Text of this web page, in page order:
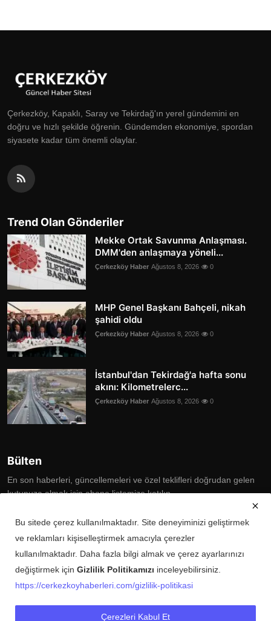
Çerkezköy, Kapaklı, Saray ve Tekirdağ'ın yerel gündemini en
doğru ve hızlı şekilde öğrenin. Gündemden ekonomiye, spordan
siyasete kadar tüm önemli olaylar.
Trend Olan Gönderiler
Mekke Ortak Savunma Anlaşması.
DMM'den anlaşmaya yöneli...
Çerkezköy Haber Ağustos 8, 2026 0
MHP Genel Başkanı Bahçeli, nikah
şahidi oldu
Çerkezköy Haber Ağustos 8, 2026 0
İstanbul'dan Tekirdağ'a hafta sonu
akını: Kilometrelerc...
Çerkezköy Haber Ağustos 8, 2026 0
Bülten
En son haberleri, güncellemeleri ve özel teklifleri doğrudan gelen
kutunuza almak için abone listemize katılın
Subscribe
Copyright © 2025 Çerkezköy Haberleri Tüm Hakları Saklıdır.
Künye Şartlar ve Koşullar Gizlilik Politikası İletişim
Bu sitede çerez kullanılmaktadır. Site deneyiminizi geliştirmek
ve reklamları kişiselleştirmek amacıyla çerezler
kullanılmaktadır. Daha fazla bilgi almak ve çerez ayarlarınızı
değiştirmek için Gizlilik Politikamızı inceleyebilirsiniz.
https://cerkezkoyhaberleri.com/gizlilik-politikasi
Çerezleri Kabul Et